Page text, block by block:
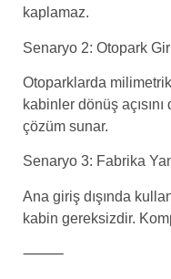
kaplamaz.
Senaryo 2: Otopark
Otoparklarda
kabinler dönüş
çözüm sunar.
Senaryo 3: Fabrika
Ana giriş dışında
kabin gereksizdir.
⸻